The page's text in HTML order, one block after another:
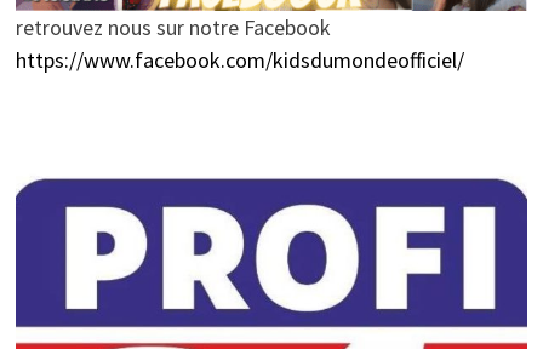
retrouvez nous sur notre Facebook
https://www.facebook.com/kidsdumondeofficiel/